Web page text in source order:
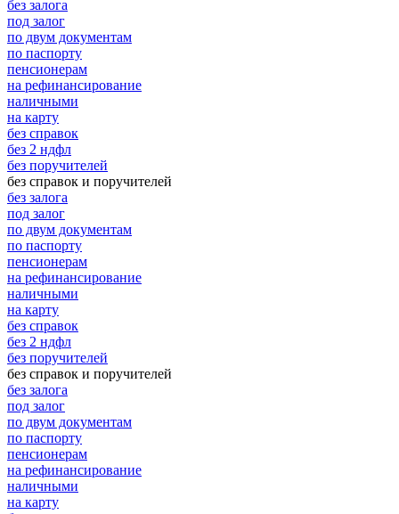
без залога
под залог
по двум документам
по паспорту
пенсионерам
на рефинансирование
наличными
на карту
без справок
без 2 ндфл
без поручителей
без справок и поручителей
без залога
под залог
по двум документам
по паспорту
пенсионерам
на рефинансирование
наличными
на карту
без справок
без 2 ндфл
без поручителей
без справок и поручителей
без залога
под залог
по двум документам
по паспорту
пенсионерам
на рефинансирование
наличными
на карту